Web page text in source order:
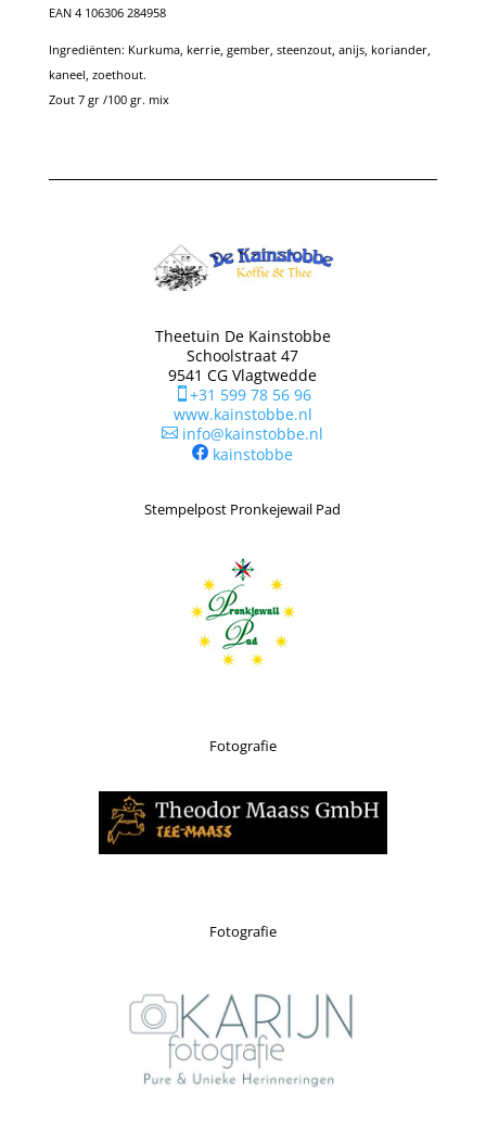
EAN 4 106306 284958
Ingrediënten: Kurkuma, kerrie, gember, steenzout, anijs, koriander,
kaneel, zoethout.
Zout 7 gr /100 gr. mix
Theetuin De Kainstobbe
Schoolstraat 47
9541 CG Vlagtwedde
+31 599 78 56 96
www.kainstobbe.nl
 info@kainstobbe.nl
kainstobbe
Stempelpost Pronkejewail Pad
Fotografie
Fotografie